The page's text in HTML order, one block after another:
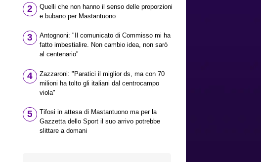
2
Quelli che non hanno il senso delle proporzioni
e bubano per Mastantuono
3
Antognoni: "Il comunicato di Commisso mi ha
fatto imbestialire. Non cambio idea, non sarò
al centenario"
4
Zazzaroni: "Paratici il miglior ds, ma con 70
milioni ha tolto gli italiani dal centrocampo
viola"
5
Tifosi in attesa di Mastantuono ma per la
Gazzetta dello Sport il suo arrivo potrebbe
slittare a domani